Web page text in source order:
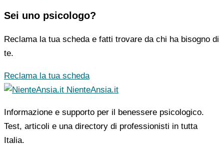
Sei uno psicologo?
Reclama la tua scheda e fatti trovare da chi ha bisogno di
te.
Reclama la tua scheda
NienteAnsia.it
Informazione e supporto per il benessere psicologico.
Test, articoli e una directory di professionisti in tutta
Italia.